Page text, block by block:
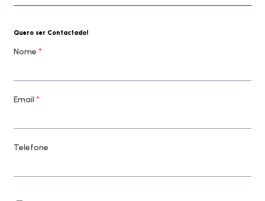
Quero ser Contactado!
Nome *
Email*
Telefone